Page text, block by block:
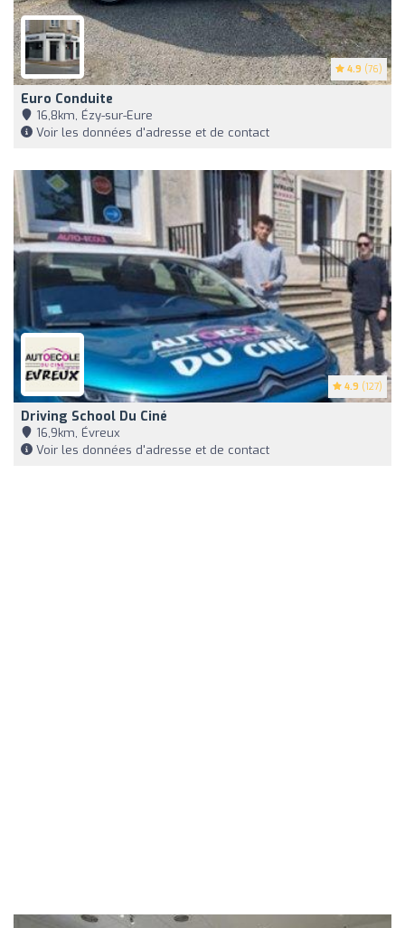
4.9 (76)
Euro Conduite
16,8km, Ézy-sur-Eure
Voir les données d'adresse et de contact
4.9 (127)
Driving School Du Ciné
16,9km, Évreux
Voir les données d'adresse et de contact